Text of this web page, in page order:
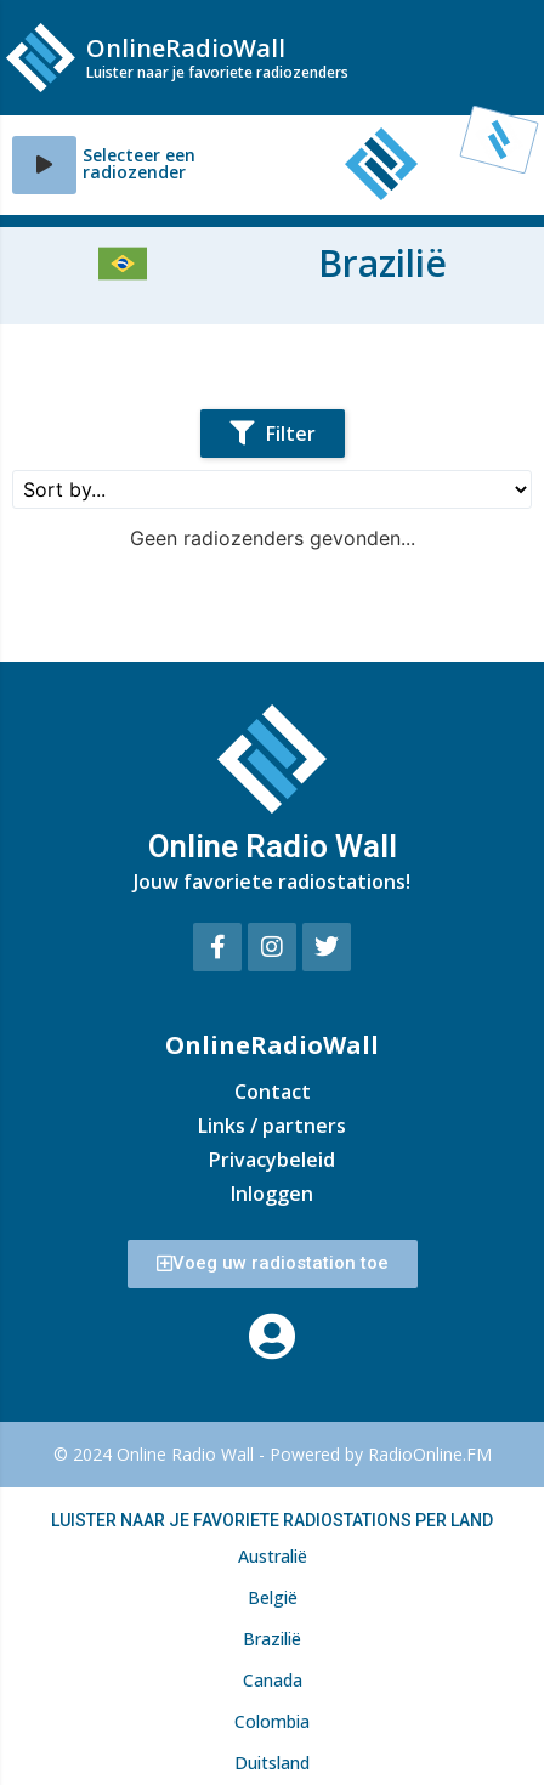
OnlineRadioWall
Luister naar je favoriete radiozenders
Selecteer een
radiozender
Brazilië
Filter
Geen radiozenders gevonden...
Online Radio Wall
Jouw favoriete radiostations!
OnlineRadioWall
Contact
Links / partners
Privacybeleid
Inloggen
Voeg uw radiostation toe
© 2024 Online Radio Wall - Powered by RadioOnline.FM
LUISTER NAAR JE FAVORIETE RADIOSTATIONS PER LAND
Australië
België
Brazilië
Canada
Colombia
Duitsland